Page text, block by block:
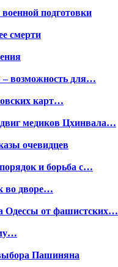
подготовки
смерти
– возможность для…
карт…
медиков Цхинвала…
очевидцев
и борьба с…
во дворе…
Одессы от фашистских…
Пашиняна